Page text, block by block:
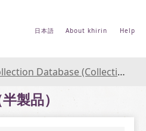
日本語 About khirin Help
Database of the National Museum of Japanese History)
製品）